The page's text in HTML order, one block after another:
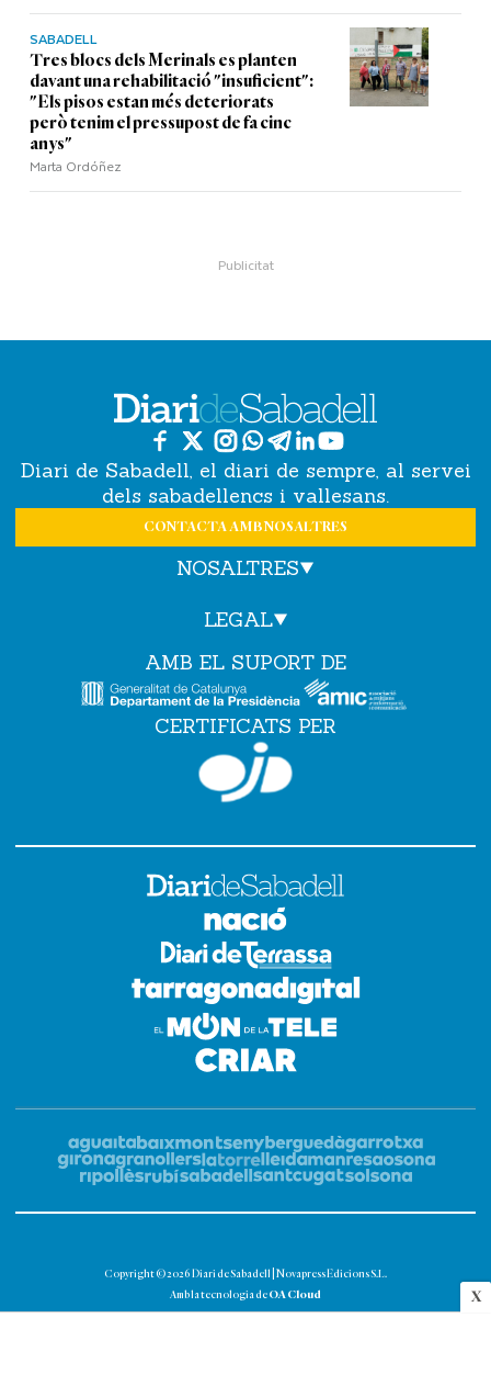
X
SABADELL
Tres blocs dels Merinals es planten
davant una rehabilitació "insuficient":
"Els pisos estan més deteriorats
però tenim el pressupost de fa cinc
anys"
Marta Ordóñez
Diari de Sabadell, el diari de sempre, al servei
dels sabadellencs i vallesans.
CONTACTA AMB NOSALTRES
NOSALTRES
LEGAL
AMB EL SUPORT DE
CERTIFICATS PER
Copyright © 2026 Diari de Sabadell | Novapress Edicions S.L.
Amb la tecnologia de OA Cloud